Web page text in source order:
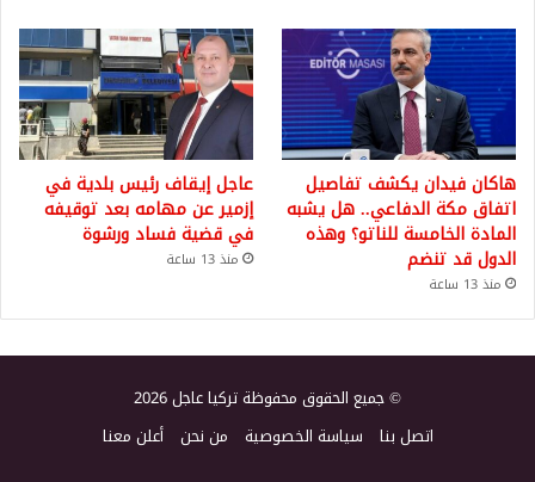
هاكان فيدان يكشف تفاصيل
اتفاق مكة الدفاعي.. هل يشبه
المادة الخامسة للناتو؟ وهذه
الدول قد تنضم
منذ 13 ساعة
عاجل إيقاف رئيس بلدية في
إزمير عن مهامه بعد توقيفه
في قضية فساد ورشوة
منذ 13 ساعة
© جميع الحقوق محفوظة تركيا عاجل 2026
اتصل بنا سياسة الخصوصية من نحن أعلن معنا